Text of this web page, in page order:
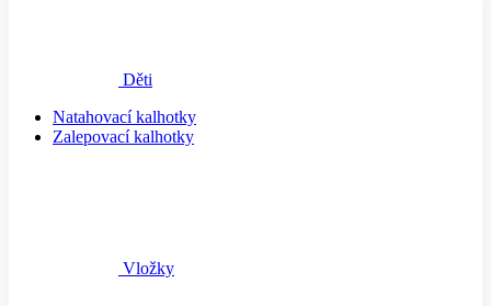
Děti
Natahovací kalhotky
Zalepovací kalhotky
Vložky